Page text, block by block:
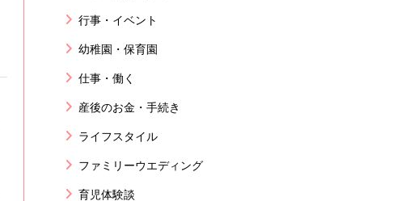
行事・イベント
幼稚園・保育園
仕事・働く
産後のお金・手続き
ライフスタイル
ファミリーウエディング
育児体験談